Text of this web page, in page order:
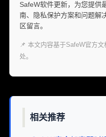
SafeW软件更新，为您提供
南、隐私保护方案和问题解
区留言。
📌 本文内容基于SafeW官方
处。
相关推荐